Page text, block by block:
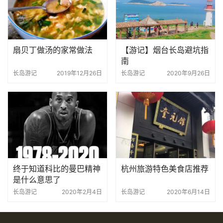
扇贝丁做汤的家常做法
长岛游记 2019年12月26日
【游记】烟台长岛避坑指
南
长岛游记 2020年9月26日
终于知道科比的曼巴精神
是什么意思了
长岛游记 2020年2月4日
杭州旅游特色美食店推荐
长岛游记 2020年6月14日